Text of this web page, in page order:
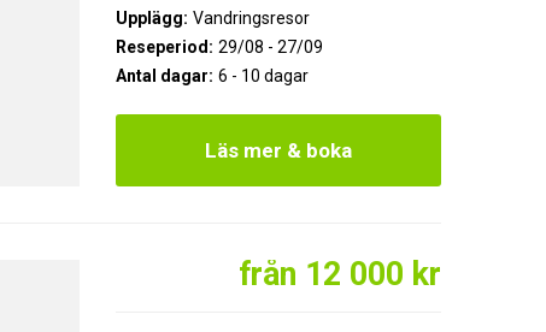
Upplägg: Vandringsresor
Reseperiod: 29/08 - 27/09
Antal dagar: 6 - 10 dagar
Läs mer & boka
från 12 000 kr